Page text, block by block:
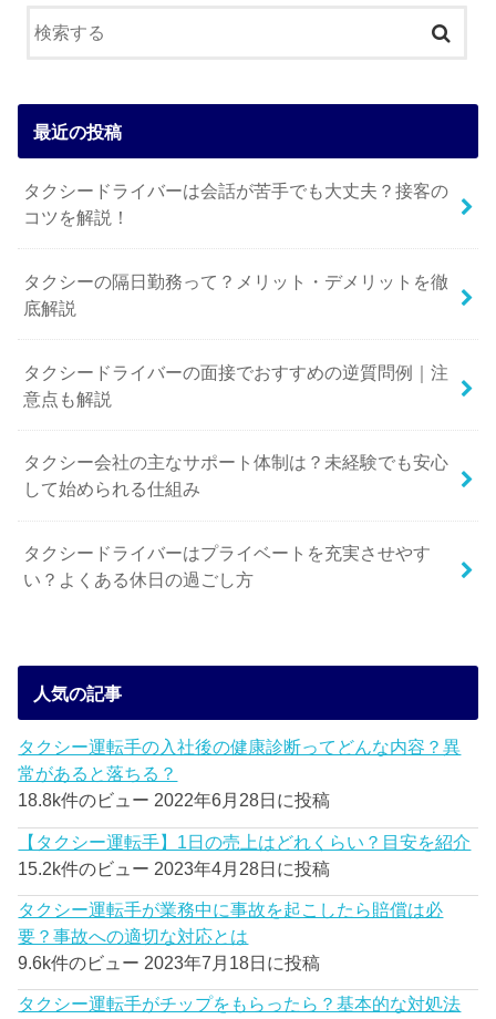
最近の投稿
タクシードライバーは会話が苦手でも大丈夫？接客の
コツを解説！
タクシーの隔日勤務って？メリット・デメリットを徹
底解説
タクシードライバーの面接でおすすめの逆質問例｜注
意点も解説
タクシー会社の主なサポート体制は？未経験でも安心
して始められる仕組み
タクシードライバーはプライベートを充実させやす
い？よくある休日の過ごし方
人気の記事
タクシー運転手の入社後の健康診断ってどんな内容？異
常があると落ちる？
18.8k件のビュー 2022年6月28日に投稿
【タクシー運転手】1日の売上はどれくらい？目安を紹介
15.2k件のビュー 2023年4月28日に投稿
タクシー運転手が業務中に事故を起こしたら賠償は必
要？事故への適切な対応とは
9.6k件のビュー 2023年7月18日に投稿
タクシー運転手がチップをもらったら？基本的な対処法